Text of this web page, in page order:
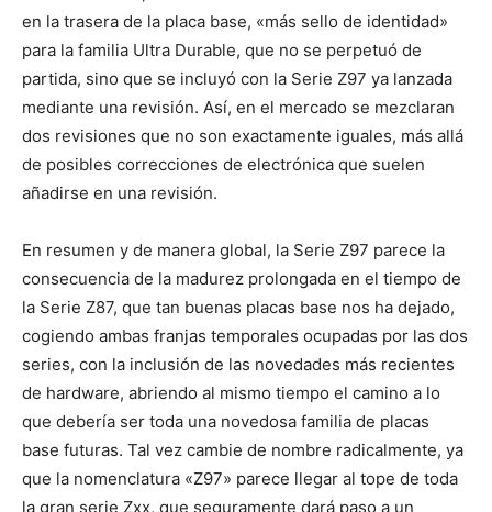
en la trasera de la placa base, «más sello de identidad»
para la familia Ultra Durable, que no se perpetuó de
partida, sino que se incluyó con la Serie Z97 ya lanzada
mediante una revisión. Así, en el mercado se mezclaran
dos revisiones que no son exactamente iguales, más allá
de posibles correcciones de electrónica que suelen
añadirse en una revisión.
En resumen y de manera global, la Serie Z97 parece la
consecuencia de la madurez prolongada en el tiempo de
la Serie Z87, que tan buenas placas base nos ha dejado,
cogiendo ambas franjas temporales ocupadas por las dos
series, con la inclusión de las novedades más recientes
de hardware, abriendo al mismo tiempo el camino a lo
que debería ser toda una novedosa familia de placas
base futuras. Tal vez cambie de nombre radicalmente, ya
que la nomenclatura «Z97» parece llegar al tope de toda
la gran serie Zxx, que seguramente dará paso a un